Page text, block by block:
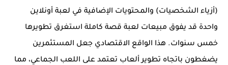
(أزياء الشخصيات) والمحتويات الإضافية في لعبة أونلاين
واحدة قد يفوق مبيعات لعبة قصة كاملة استغرق تطويرها
خمس سنوات. هذا الواقع الاقتصادي جعل المستثمرين
يضغطون باتجاه تطوير ألعاب تعتمد على اللعب الجماعي، مما